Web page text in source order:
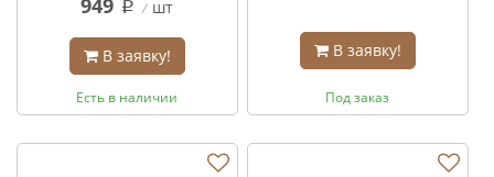
949 q шт
В заявку!
Есть в наличии
В заявку!
Под заказ